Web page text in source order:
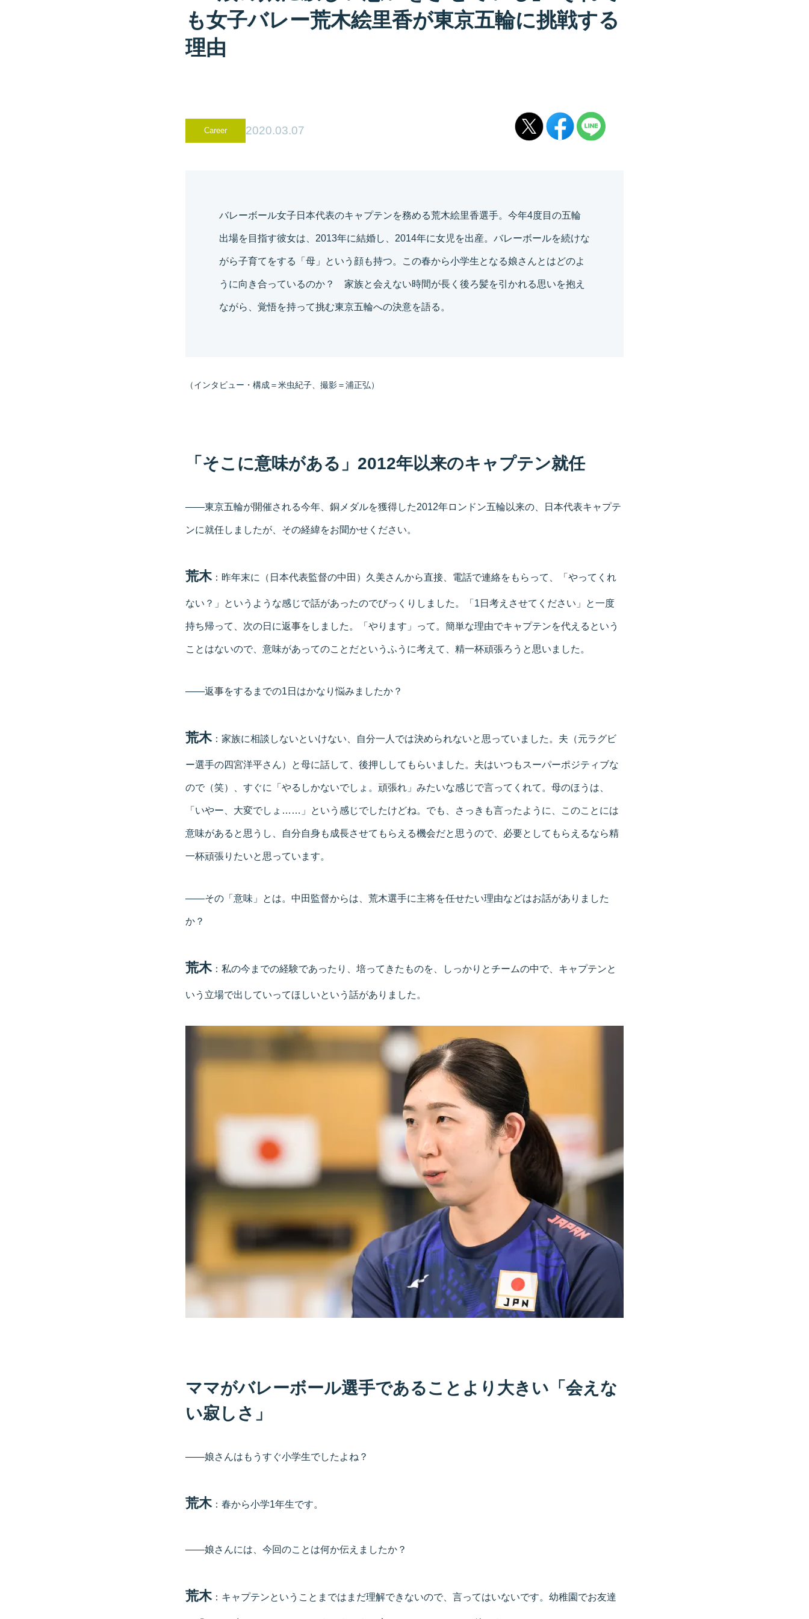
も女子バレー荒木絵里香が東京五輪に挑戦する
理由
Career 2020.03.07
バレーボール女子日本代表のキャプテンを務める荒木絵里香選手。今年4度目の五輪
出場を目指す彼女は、2013年に結婚し、2014年に女児を出産。バレーボールを続けな
がら子育てをする「母」という顔も持つ。この春から小学生となる娘さんとはどのよ
うに向き合っているのか？ 家族と会えない時間が長く後ろ髪を引かれる思いを抱え
ながら、覚悟を持って挑む東京五輪への決意を語る。
（インタビュー・構成＝米虫紀子、撮影＝浦正弘）
「そこに意味がある」2012年以来のキャプテン就任
——東京五輪が開催される今年、銅メダルを獲得した2012年ロンドン五輪以来の、日本代表キャプテ
ンに就任しましたが、その経緯をお聞かせください。
荒木：昨年末に（日本代表監督の中田）久美さんから直接、電話で連絡をもらって、「やってくれ
ない？」というような感じで話があったのでびっくりしました。「1日考えさせてください」と一度
持ち帰って、次の日に返事をしました。「やります」って。簡単な理由でキャプテンを代えるという
ことはないので、意味があってのことだというふうに考えて、精一杯頑張ろうと思いました。
——返事をするまでの1日はかなり悩みましたか？
荒木：家族に相談しないといけない、自分一人では決められないと思っていました。夫（元ラグビ
ー選手の四宮洋平さん）と母に話して、後押ししてもらいました。夫はいつもスーパーポジティブな
ので（笑）、すぐに「やるしかないでしょ。頑張れ」みたいな感じで言ってくれて。母のほうは、
「いやー、大変でしょ……」という感じでしたけどね。でも、さっきも言ったように、このことには
意味があると思うし、自分自身も成長させてもらえる機会だと思うので、必要としてもらえるなら精
一杯頑張りたいと思っています。
——その「意味」とは。中田監督からは、荒木選手に主将を任せたい理由などはお話がありました
か？
荒木：私の今までの経験であったり、培ってきたものを、しっかりとチームの中で、キャプテンと
いう立場で出していってほしいという話がありました。
ママがバレーボール選手であることより大きい「会えな
い寂しさ」
——娘さんはもうすぐ小学生でしたよね？
荒木：春から小学1年生です。
——娘さんには、今回のことは何か伝えましたか？
荒木：キャプテンということまではまだ理解できないので、言ってはいないです。幼稚園でお友達